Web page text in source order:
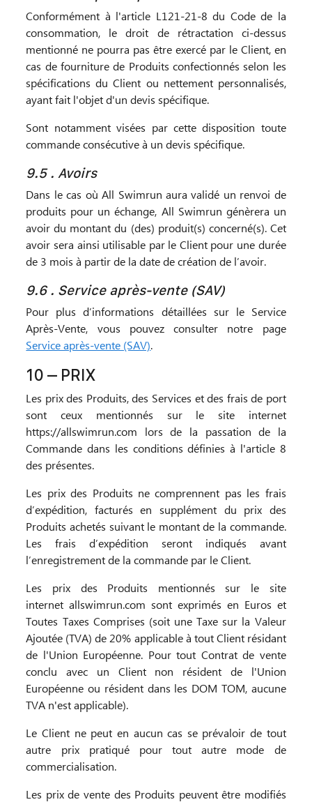
Conformément à l'article L121-21-8 du Code de la
consommation, le droit de rétractation ci-dessus
mentionné ne pourra pas être exercé par le Client, en
cas de fourniture de Produits confectionnés selon les
spécifications du Client ou nettement personnalisés,
ayant fait l'objet d'un devis spécifique.
Sont notamment visées par cette disposition toute
commande consécutive à un devis spécifique.
9.5 . Avoirs
Dans le cas où All Swimrun aura validé un renvoi de
produits pour un échange, All Swimrun génèrera un
avoir du montant du (des) produit(s) concerné(s). Cet
avoir sera ainsi utilisable par le Client pour une durée
de 3 mois à partir de la date de création de l’avoir.
9.6 . Service après-vente (SAV)
Pour plus d’informations détaillées sur le Service
Après-Vente, vous pouvez consulter notre page
Service après-vente (SAV).
10 – PRIX
Les prix des Produits, des Services et des frais de port
sont ceux mentionnés sur le site internet
https://allswimrun.com lors de la passation de la
Commande dans les conditions définies à l'article 8
des présentes.
Les prix des Produits ne comprennent pas les frais
d’expédition, facturés en supplément du prix des
Produits achetés suivant le montant de la commande.
Les frais d’expédition seront indiqués avant
l’enregistrement de la commande par le Client.
Les prix des Produits mentionnés sur le site
internet allswimrun.com sont exprimés en Euros et
Toutes Taxes Comprises (soit une Taxe sur la Valeur
Ajoutée (TVA) de 20% applicable à tout Client résidant
de l'Union Européenne. Pour tout Contrat de vente
conclu avec un Client non résident de l'Union
Européenne ou résident dans les DOM TOM, aucune
TVA n'est applicable).
Le Client ne peut en aucun cas se prévaloir de tout
autre prix pratiqué pour tout autre mode de
commercialisation.
Les prix de vente des Produits peuvent être modifiés